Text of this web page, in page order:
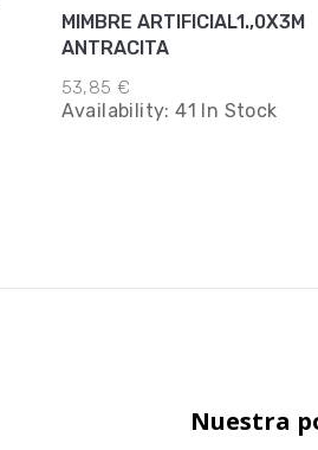
MIMBRE ARTIFICIAL1.,0X3M
ANTRACITA
53,85 €
Availability:41 In Stock
Nuestra